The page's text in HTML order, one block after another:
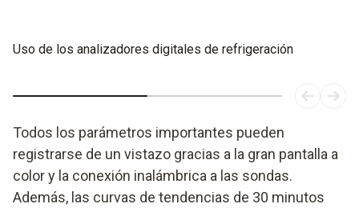
Uso de los analizadores digitales de refrigeración
Todos los parámetros importantes pueden
registrarse de un vistazo gracias a la gran pantalla a
color y la conexión inalámbrica a las sondas.
Además, las curvas de tendencias de 30 minutos